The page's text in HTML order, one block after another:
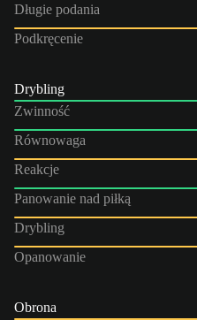
Długie podania
Podkręcenie
Drybling
Zwinność
Równowaga
Reakcje
Panowanie nad piłką
Drybling
Opanowanie
Obrona